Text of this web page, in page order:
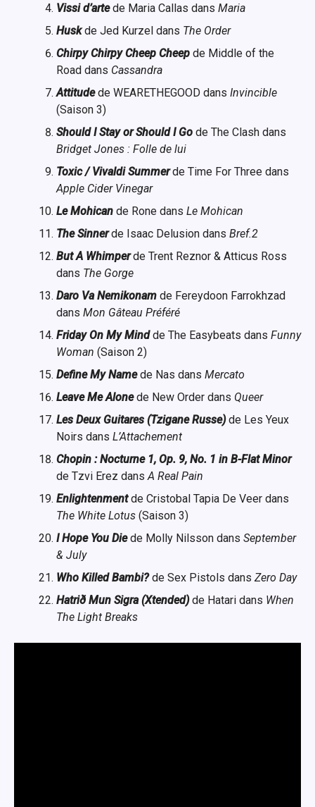
Vissi d’artede Maria Callas dans Maria
Husk de Jed Kurzel dans The Order
Chirpy Chirpy Cheep Cheep de Middle of the
Road dans Cassandra
Attitudede WEARETHEGOOD dans Invincible
(Saison 3)
Should I Stay or Should I Go de The Clash dans
Bridget Jones : Folle de lui
Toxic / Vivaldi Summer de Time For Three dans
Apple Cider Vinegar
Le Mohican de Rone dans Le Mohican
The Sinnerde Isaac Delusion dans Bref.2
But A Whimperde Trent Reznor & Atticus Ross
dans The Gorge
Daro Va Nemikonam de Fereydoon Farrokhzad
dans Mon Gâteau Préféré
Friday On My Mind de The Easybeats dans Funny
Woman (Saison 2)
Define My Namede Nas dans Mercato
Leave Me Alone de New Order dans Queer
Les Deux Guitares (Tzigane Russe) de Les Yeux
Noirs dans L’Attachement
Chopin : Nocturne 1, Op. 9, No. 1 in B-Flat Minor
de Tzvi Erez dans A Real Pain
Enlightenment de Cristobal Tapia De Veer dans
The White Lotus (Saison 3)
I Hope You Diede Molly Nilsson dans September
& July
Who Killed Bambi? de Sex Pistols dans Zero Day
Hatrið Mun Sigra (Xtended) de Hatari dans When
The Light Breaks